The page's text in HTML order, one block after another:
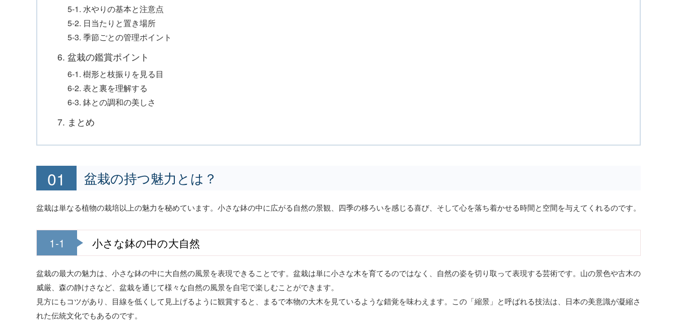
5-1. 水やりの基本と注意点
5-2. 日当たりと置き場所
5-3. 季節ごとの管理ポイント
6. 盆栽の鑑賞ポイント
6-1. 樹形と枝振りを見る目
6-2. 表と裏を理解する
6-3. 鉢との調和の美しさ
7. まとめ
盆栽の持つ魅力とは？
盆栽は単なる植物の栽培以上の魅力を秘めています。小さな鉢の中に広がる自然の景観、四季の移ろいを感じる喜び、そして心を落ち着かせる時間と空間を与えてくれるのです。
1-1 小さな鉢の中の大自然
盆栽の最大の魅力は、小さな鉢の中に大自然の風景を表現できることです。盆栽は単に小さな木を育てるのではなく、自然の姿を切り取って表現する芸術です。山の景色や古木の
威厳、森の静けさなど、盆栽を通じて様々な自然の風景を自宅で楽しむことができます。
見方にもコツがあり、目線を低くして見上げるように観賞すると、まるで本物の大木を見ているような錯覚を味わえます。この「縮景」と呼ばれる技法は、日本の美意識が凝縮さ
れた伝統文化でもあるのです。